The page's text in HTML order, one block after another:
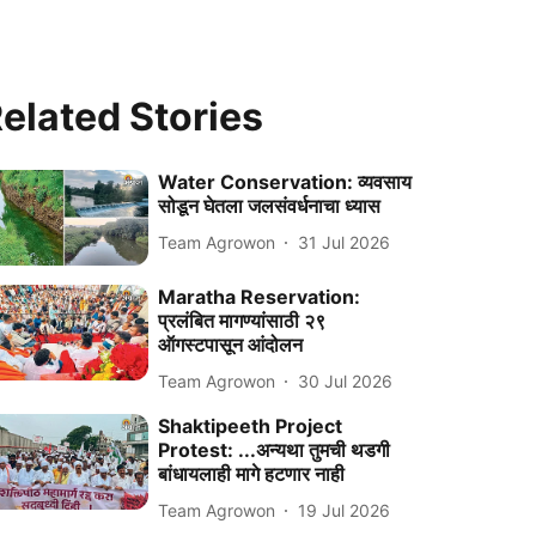
Stories
Water Conservation: व्यवसाय
सोडून घेतला जलसंवर्धनाचा ध्यास
Team Agrowon 31 Jul 2026
Maratha Reservation:
प्रलंबित मागण्यांसाठी २९
ऑगस्टपासून आंदोलन
Team Agrowon 30 Jul 2026
Shaktipeeth Project
Protest: ...अन्यथा तुमची थडगी
बांधायलाही मागे हटणार नाही
Team Agrowon 19 Jul 2026